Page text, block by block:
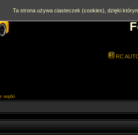
RC
wątki
Ta strona używa ciasteczek (cookies), dzięki